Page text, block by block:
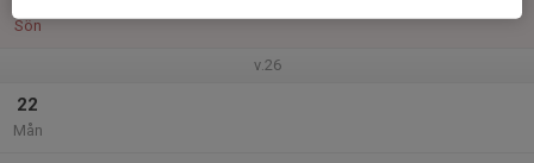
Sön
v.26
22
Mån